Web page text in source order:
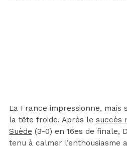
La France impressionne, mais
la tête froide. Après le succès
Suède (3-0) en 16es de finale,
tenu à calmer l’enthousiasme